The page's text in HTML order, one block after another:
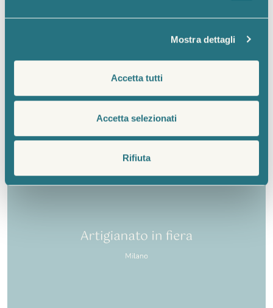
Approfondisci come vengono elaborati i tuoi dati personali
dalla Dichiarazione sui cookie.
Utilizziamo i cookie per personalizzare contenuti ed
analizzare il nostro traffico. Condividiamo inoltre
informazioni sul modo in cui utilizza il nostro sito con i
nostri partner che si occupano di analisi dei dati web,
pubblicità e social media, i quali potrebbero combinarle
Mostra dettagli
Accetta tutti
Accetta selezionati
Rifiuta
FIERE E STAND
Fiera Mida Firenze
Dal 25 aprile al 3 maggio 2026